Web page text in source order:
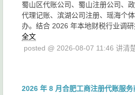
蜀山区代账公司、蜀山注册公司、
代理记账、滨湖公司注册、瑶海个
办。结合 2026 年本地财税行业调
全文
posted @ 2026-08-07 11:46 讲清
2026 年 8 月合肥工商注册代账服